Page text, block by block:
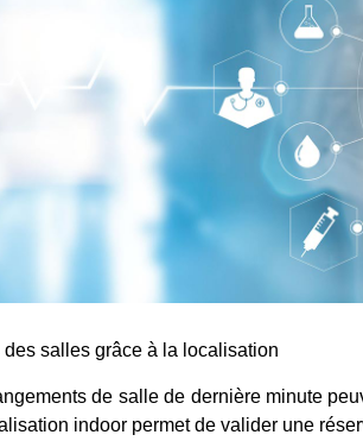
salles grâce à la localisation
de salle de dernière minute
indoor permet de valider une